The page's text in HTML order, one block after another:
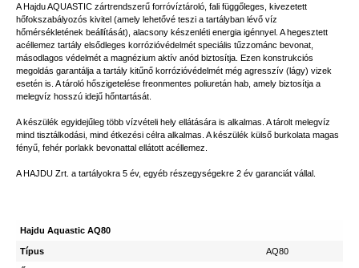
A Hajdu AQUASTIC zártrendszerű forróvíztároló, fali függőleges, kivezetett
hőfokszabályozós kivitel (amely lehetővé teszi a tartályban lévő víz
hőmérsékletének beállítását), alacsony készenléti energia igénnyel. A hegesztett
acéllemez tartály elsődleges korrózióvédelmét speciális tűzzománc bevonat,
másodlagos védelmét a magnézium aktív anód biztosítja. Ezen konstrukciós
megoldás garantálja a tartály kitűnő korrózióvédelmét még agresszív (lágy) vizek
esetén is. A tároló hőszigetelése freonmentes poliuretán hab, amely biztosítja a
melegvíz hosszú idejű hőntartását.
A készülék egyidejűleg több vízvételi hely ellátására is alkalmas. A tárolt melegvíz
mind tisztálkodási, mind étkezési célra alkalmas. A készülék külső burkolata magas
fényű, fehér porlakk bevonattal ellátott acéllemez.
A HAJDU Zrt. a tartályokra 5 év, egyéb részegységekre 2 év garanciát vállal.
Hajdu Aquastic AQ80
Típus AQ80